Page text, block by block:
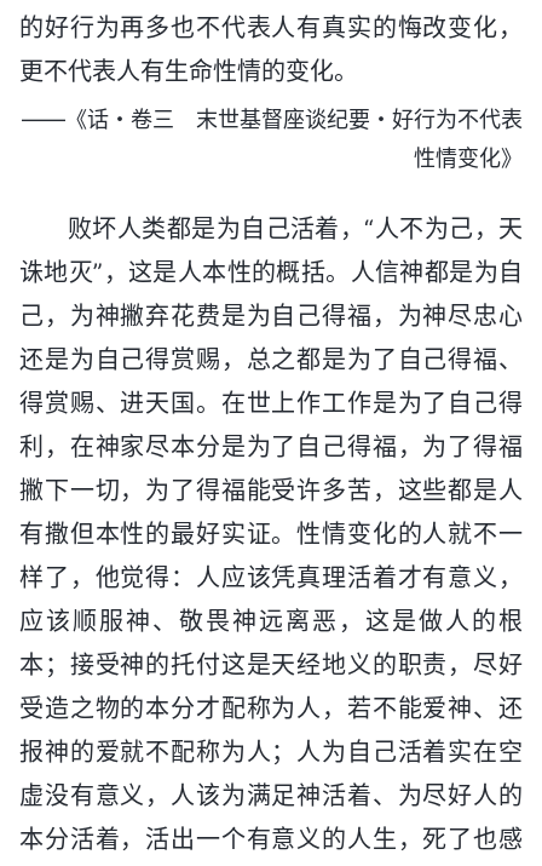
的好行为再多也不代表人有真实的悔改变化，
更不代表人有生命性情的变化。
——《话・卷三 末世基督座谈纪要・好行为不代表
性情变化》
败坏人类都是为自己活着，“人不为己，天
诛地灭”，这是人本性的概括。人信神都是为自
己，为神撇弃花费是为自己得福，为神尽忠心
还是为自己得赏赐，总之都是为了自己得福、
得赏赐、进天国。在世上作工作是为了自己得
利，在神家尽本分是为了自己得福，为了得福
撇下一切，为了得福能受许多苦，这些都是人
有撒但本性的最好实证。性情变化的人就不一
样了，他觉得：人应该凭真理活着才有意义，
应该顺服神、敬畏神远离恶，这是做人的根
本；接受神的托付这是天经地义的职责，尽好
受造之物的本分才配称为人，若不能爱神、还
报神的爱就不配称为人；人为自己活着实在空
虚没有意义，人该为满足神活着、为尽好人的
本分活着，活出一个有意义的人生，死了也感